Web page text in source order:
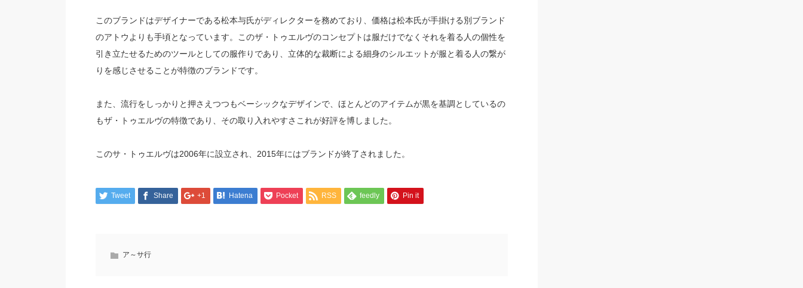
このブランドはデザイナーである松本与氏がディレクターを務めており、価格は松本氏が手掛ける別ブランド
のアトウよりも手頃となっています。このザ・トゥエルヴのコンセプトは服だけでなくそれを着る人の個性を
引き立たせるためのツールとしての服作りであり、立体的な裁断による細身のシルエットが服と着る人の繋が
りを感じさせることが特徴のブランドです。
また、流行をしっかりと押さえつつもベーシックなデザインで、ほとんどのアイテムが黒を基調としているの
もザ・トゥエルヴの特徴であり、その取り入れやすさこれが好評を博しました。
このサ・トゥエルヴは2006年に設立され、2015年にはブランドが終了されました。
Tweet Share +1 Hatena Pocket RSS feedly Pin it
ア～サ行